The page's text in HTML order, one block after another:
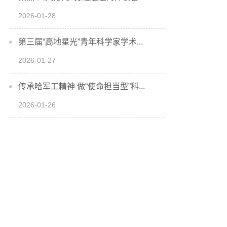
2026-01-28
第三届“高地星光”青年科学家学术...
2026-01-27
传承哈军工精神 做“使命担当型”科...
2026-01-26